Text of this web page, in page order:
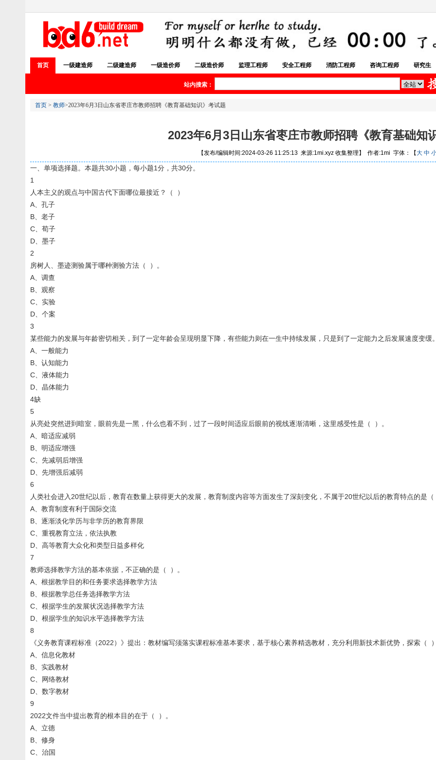
首页 一级建造师 二级建造师 一级造价师 二级造价师 监理工程师 安全工程师 消防工程师 咨询工程师 研究生
站内搜索：
首页 > 教师>2023年6月3日山东省枣庄市教师招聘《教育基础知识》考试题
2023年6月3日山东省枣庄市教师招聘《教育基础知
【发布/编辑时间:2024-03-26 11:25:13 来源:1mi.xyz 收集整理】 作者:1mi 字体：【大 中
一、单项选择题。本题共30小题，每小题1分，共30分。
1
人本主义的观点与中国古代下面哪位最接近？（ ）
A、孔子
B、老子
C、荀子
D、墨子
2
房树人、墨迹测验属于哪种测验方法（ ）。
A、调查
B、观察
C、实验
D、个案
3
某些能力的发展与年龄密切相关，到了一定年龄会呈现明显下降，有些能力则在一生中持续发展，只是到了一定能力之后发展速度变
A、一般能力
B、认知能力
C、液体能力
D、晶体能力
4缺
5
从亮处突然进到暗室，眼前先是一黑，什么也看不到，过了一段时间适应后眼前的视线逐渐清晰，这里感受性是（ ）。
A、暗适应减弱
B、明适应增强
C、先减弱后增强
D、先增强后减弱
6
人类社会进入20世纪以后，教育在数量上获得更大的发展，教育制度内容等方面发生了深刻变化，不属于20世纪以后的教育特点的是
A、教育制度有利于国际交流
B、逐渐淡化学历与非学历的教育界限
C、重视教育立法，依法执教
D、高等教育大众化和类型日益多样化
7
教师选择教学方法的基本依据，不正确的是（ ）。
A、根据教学目的和任务要求选择教学方法
B、根据教学总任务选择教学方法
C、根据学生的发展状况选择教学方法
D、根据学生的知识水平选择教学方法
8
《义务教育课程标准（2022）》提出：教材编写须落实课程标准基本要求，基于核心素养精选教材，充分利用新技术新优势，探索（
A、信息化教材
B、实践教材
C、网络教材
D、数字教材
9
2022文件当中提出教育的根本目的在于（ ）。
A、立德
B、修身
C、治国